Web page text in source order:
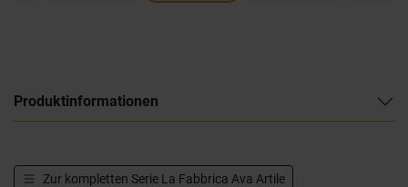
Produktinformationen
Zur kompletten Serie La Fabbrica Ava Artile